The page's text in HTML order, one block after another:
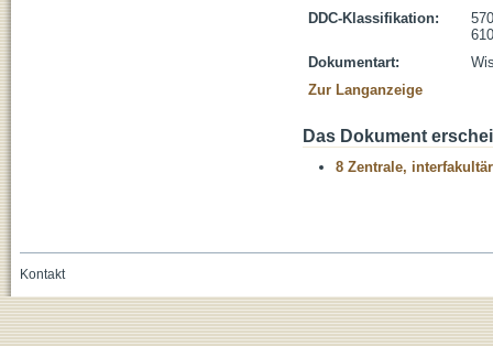
DDC-Klassifikation:
Dokumentart:
Zur Langanzeige
Das Dokument
8 Zentrale,
Kontakt